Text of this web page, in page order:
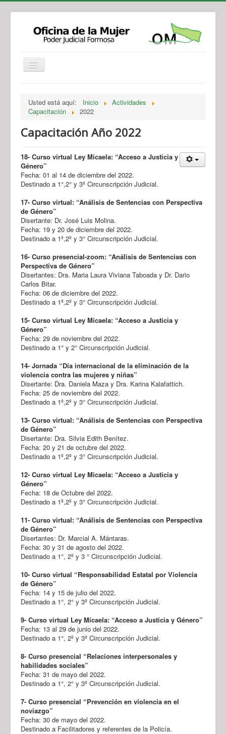
Legislación
Novedades
Usted está aquí: Inicio
Actividades
Capacitación
2022
Capacitación Año 2022
18- Curso virtual Ley Micaela: “Acceso a Justicia y
Género”
Fecha: 01 al 14 de diciembre del 2022.
Destinado a 1°,2° y 3º Circunscripción Judicial.
17- Curso virtual: “Análisis de Sentencias con Perspectiva
de Género”
Disertante: Dr. José Luis Molina.
Fecha: 19 y 20 de diciembre del 2022.
Destinado a 1º,2º y 3° Circunscripción Judicial.
16- Curso presencial-zoom: “Análisis de Sentencias con
Perspectiva de Género”
Disertantes: Dra. Maria Laura Viviana Taboada y Dr. Dario
Carlos Bitar.
Fecha: 06 de diciembre del 2022.
Destinado a 1º,2º y 3° Circunscripción Judicial.
15- Curso virtual Ley Micaela: “Acceso a Justicia y
Género”
Fecha: 29 de noviembre del 2022.
Destinado a 1° y 2° Circunscripción Judicial.
14- Jornada “Día internacional de la eliminación de la
violencia contra las mujeres y niñas”
Disertante: Dra. Daniela Maza y Dra. Karina Kalafattich.
Fecha: 25 de noviembre del 2022.
Destinado a 1º,2º y 3° Circunscripción Judicial.
13- Curso virtual: “Análisis de Sentencias con Perspectiva
de Género”
Disertante: Dra. Silvia Edith Benítez.
Fecha: 20 y 21 de octubre del 2022.
Destinado a 1º,2º y 3° Circunscripción Judicial.
12- Curso virtual Ley Micaela: “Acceso a Justicia y
Género”
Fecha: 18 de Octubre del 2022.
Destinado a 1º,2º y 3° Circunscripción Judicial.
11- Curso virtual: “Análisis de Sentencias con Perspectiva
de Género”
Disertantes: Dr. Marcial A. Mántaras.
Fecha: 30 y 31 de agosto del 2022.
Destinado a 1°, 2º y 3 ° Circunscripción Judicial.
10- Curso virtual “Responsabilidad Estatal por Violencia
de Género”
Fecha: 14 y 15 de julio del 2022.
Destinado a 1°, 2° y 3º Circunscripción Judicial.
9- Curso virtual Ley Micaela: “Acceso a Justicia y Género”
Fecha: 13 al 29 de junio del 2022.
Destinado a 1°, 2º y 3º Circunscripción Judicial.
8- Curso presencial “Relaciones interpersonales y
habilidades sociales”
Fecha: 31 de mayo del 2022.
Destinado a 1°, 2° y 3º Circunscripción Judicial.
7- Curso presencial “Prevención en violencia en el
noviazgo”
Fecha: 30 de mayo del 2022.
Destinado a Facilitadores y referentes de la Policía.